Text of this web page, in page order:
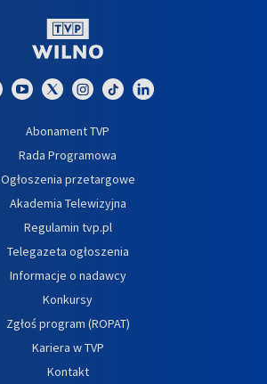
Abonament TVP
Rada Programowa
Ogłoszenia przetargowe
Akademia Telewizyjna
Regulamin tvp.pl
Telegazeta ogłoszenia
Informacje o nadawcy
Konkursy
Zgłoś program (ROPAT)
Kariera w TVP
Kontakt